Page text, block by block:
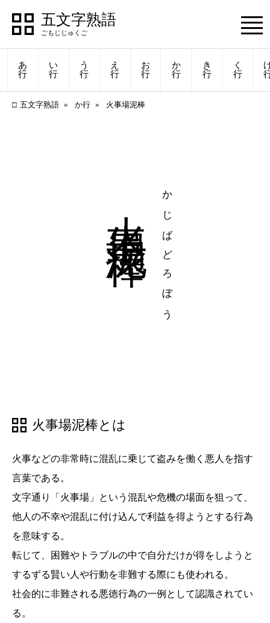
五文字熟語
あ
行
い
行
う
行
え
行
お
行
か
行
き
行
く
行
五文字熟語 か行 火事場泥棒
かじばどろぼう
火事場泥棒とは
火事などの非常時に混乱に乗じて盗みを働く悪人を指す
言葉である。
文字通り「火事場」という混乱や危機の場面を狙って、
他人の不幸や混乱に付け込んで利益を得ようとする行為
を意味する。
転じて、困難やトラブルの中で自分だけが得をしようと
するずる賢い人や行動を非難する際にも使われる。
社会的に非難される悪徳行為の一例として認識されてい
る。